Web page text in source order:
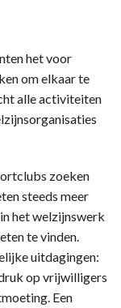
het voor
om elkaar te
alle activiteiten
zoeken
steeds meer
het welzijnswerk
te vinden.
uitdagingen:
op vrijwilligers
Een